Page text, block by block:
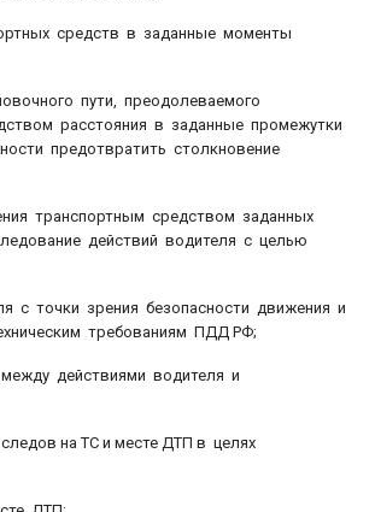
средств в заданные моменты
пути, преодолеваемого
расстояния в заданные промежутки
предотвратить столкновение
транспортным средством заданных
действий водителя с целью
с точки зрения безопасности движения и
требованиям ПДД РФ;
действиями водителя и
на ТС и месте ДТП в целях